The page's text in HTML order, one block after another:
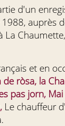
d'un
auprès
La
et en
ròsa, la
pas jorn,
Le chauffeur